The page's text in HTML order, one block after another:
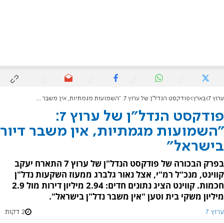
ערוץ 7 בארץ פודקסט הנדל"ן של ערוץ 7: "השמועות מגמתיות, אין משבר דיור בישראל"
פודקסט הנדל"ן של ערוץ 7:
"השמועות מגמתיות, אין משבר דיור
בישראל"
בפרק הבכורה של פודקסט הנדל"ן של ערוץ 7 התארח יעקב
קווינט, מנכ"ל רמ"י, אצל נאור גלברג ממעוז השקעות נדל"ן
חכמות. קווינט הציג נתונים חדים: 2.94 מיליון דירות מול 2.9
מיליון משקי בית וטען "אין משבר נדל"ן בישראל".
ערוץ 7 2 דקות